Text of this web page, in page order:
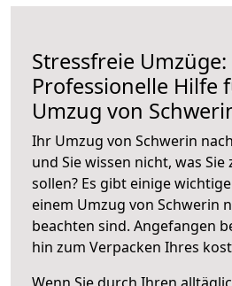
Stressfreie Umzüge:
Professionelle Hilfe
Umzug von
Ihr Umzug von Schwerin
und Sie wissen nicht, was
sollen? Es gibt einige
einem Umzug von Schwerin
beachten sind. Angefangen
hin zum Verpacken Ihres